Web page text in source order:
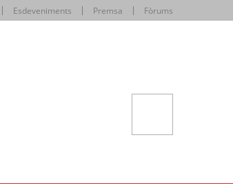
Esdeveniments Premsa Fòrums